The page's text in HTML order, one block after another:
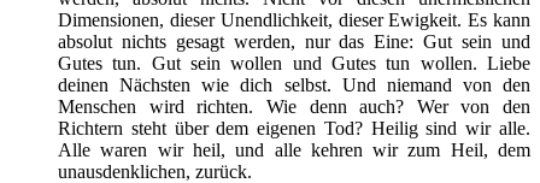
Dimensionen, dieser Unendlichkeit, dieser Ewigkeit. Es kann
absolut nichts gesagt werden, nur das Eine: Gut sein und
Gutes tun. Gut sein wollen und Gutes tun wollen. Liebe
deinen Nächsten wie dich selbst. Und niemand von den
Menschen wird richten. Wie denn auch? Wer von den
Richtern steht über dem eigenen Tod? Heilig sind wir alle.
Alle waren wir heil, und alle kehren wir zum Heil, dem
unausdenklichen, zurück.